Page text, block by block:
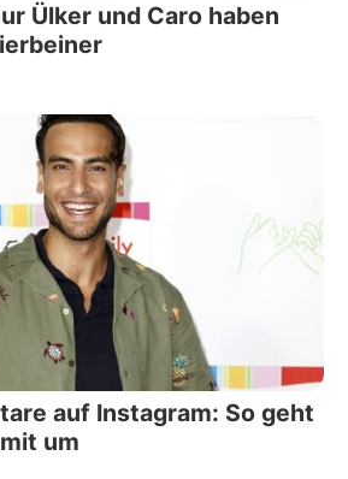
Ülker und Caro haben
auf Instagram: So geht
um